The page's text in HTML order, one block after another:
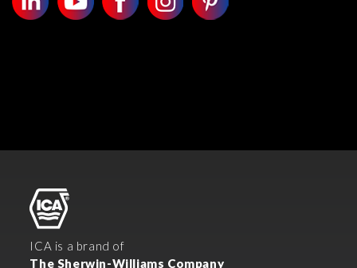
ICA is a brand of
The Sherwin-Williams Company